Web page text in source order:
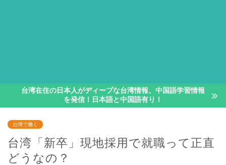
台湾在住の日本人がディープな台湾情報、中国語学習情報
を発信！日本語と中国語有り！
台湾で働く
台湾「新卒」現地採用で就職って正直
どうなの？